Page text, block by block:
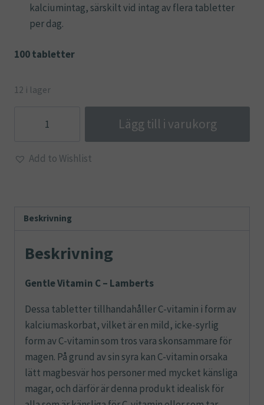
kalciumintag, särskilt vid intag av flera tabletter
per dag.
100 tabletter
12 i lager
Vitamin
-
Lägg till i varukorg
Add to Wishlist
Beskrivning
Beskrivning
Gentle Vitamin C – Lamberts
Dessa tabletter tillhandahåller C-vitamin i form av
kalciumaskorbat, vilket är en mild, icke-syrlig
form av C-vitamin som tros vara skonsammare för
magen. På grund av sin syra kan C-vitamin orsaka
lätt magbesvär hos personer med mycket känsliga
magar, och därför är denna produkt idealisk för